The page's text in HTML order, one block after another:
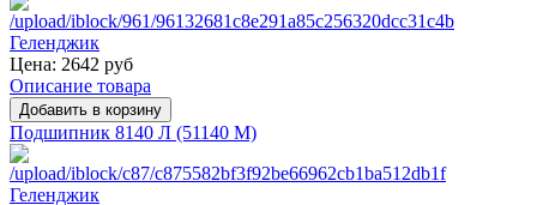
Цена: 2642 руб
Описание товара
Подшипник 8140 Л (51140 M)